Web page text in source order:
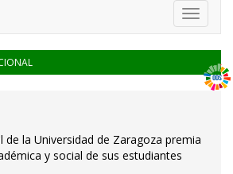
Toggle
de la Universidad de Zaragoza premia
y social de sus estudiantes